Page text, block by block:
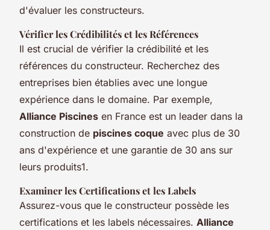
d'évaluer les constructeurs.
Vérifier les Crédibilités et les Références
Il est crucial de vérifier la crédibilité et les
références du constructeur. Recherchez des
entreprises bien établies avec une longue
expérience dans le domaine. Par exemple,
Alliance Piscines en France est un leader dans la
construction de piscines coque avec plus de 30
ans d'expérience et une garantie de 30 ans sur
leurs produits1.
Examiner les Certifications et les Labels
Assurez-vous que le constructeur possède les
certifications et les labels nécessaires. Alliance